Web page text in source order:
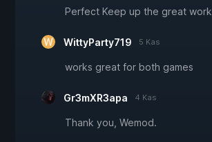
Perfect Keep up the great work
WittyParty719 5 Kas
works great for both games
Gr3mXR3apa 4 Kas
Thank you, Wemod.